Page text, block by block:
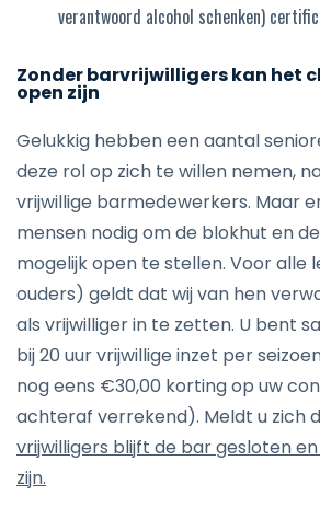
verantwoord alcohol schenken)
Zonder barvrijwilligers kan het
open zijn
Gelukkig hebben een aantal
deze rol op zich te willen nemen,
vrijwillige barmedewerkers. Maar
mensen nodig om de blokhut en
mogelijk open te stellen. Voor alle
ouders) geldt dat wij van hen
als vrijwilliger in te zetten. U bent
bij 20 uur vrijwillige inzet per
nog eens €30,00 korting op uw
achteraf verrekend). Meldt u zich
vrijwilligers blijft de bar gesloten
zijn.